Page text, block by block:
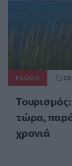
ΕΛΛAΔΑ
τώρα,
χρονιά